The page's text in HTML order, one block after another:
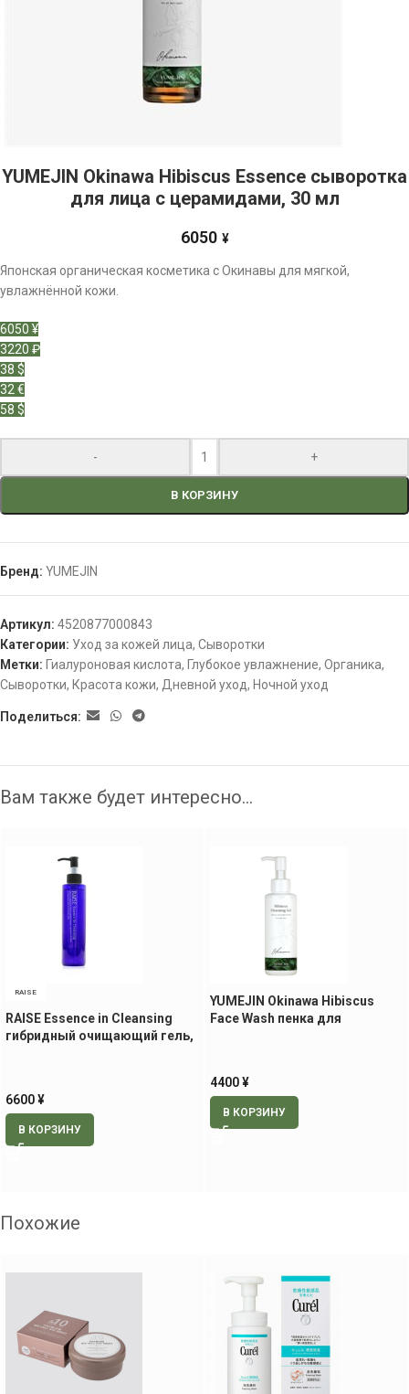
YUMEJIN Okinawa Hibiscus Essence сыворотка
для лица с церамидами, 30 мл
6050 ¥
Японская органическая косметика с Окинавы для мягкой,
увлажнённой кожи.
6050 ¥
3220 ₽
38 $
32 €
58 $
- +
В КОРЗИНУ
Бренд: YUMEJIN
Артикул: 4520877000843
Категории: Уход за кожей лица, Сыворотки
Метки: Гиалуроновая кислота, Глубокое увлажнение, Органика,
Сыворотки, Красота кожи, Дневной уход, Ночной уход
Поделиться:
Вам также будет интересно…
RAISE
RAISE Essence in Cleansing
гибридный очищающий гель,
6600¥
В КОРЗИНУ
YUMEJIN Okinawa Hibiscus
Face Wash пенка для
4400¥
В КОРЗИНУ
Похожие